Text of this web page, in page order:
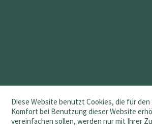
Diese Website benutzt Cookies, die für
Komfort bei Benutzung dieser Website
vereinfachen sollen, werden nur mit Ihrer